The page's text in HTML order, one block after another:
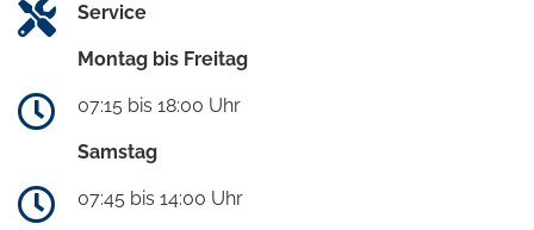
Service
Montag bis Freitag
07:15 bis 18:00 Uhr
Samstag
07:45 bis 14:00 Uhr